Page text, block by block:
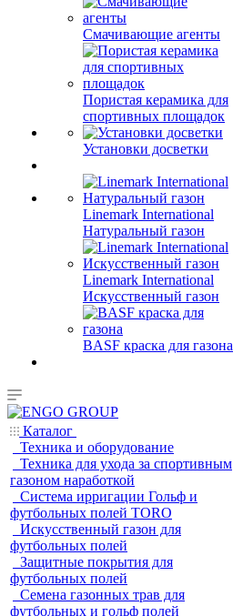
Смачивающие агенты
Пористая керамика для
спортивных площадок
Установки досветки
Linemark International
Натуральный газон
Linemark International
Искусственный газон
BASF краска для газона
Каталог
Техника и оборудование
Техника для ухода за спортивным
газоном наработкой
Система ирригации Гольф и
футбольных полей TORO
Искусственный газон для
футбольных полей
Защитные покрытия для
футбольных полей
Семена газонных трав для
футбольных и гольф полей